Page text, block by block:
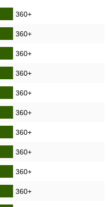
360+
360+
360+
360+
360+
360+
360+
360+
360+
360+